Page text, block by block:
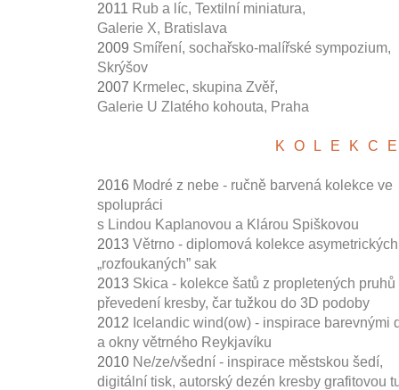
2011 Rub a líc, Textilní miniatura,
Galerie X, Bratislava
2009 Smíření, sochařsko-malířské sympozium,
Skrýšov
2007 Krmelec, skupina Zvěř,
Galerie U Zlatého kohouta, Praha
2016 Modré z nebe - ručně barvená kolekce ve
spolupráci
s Lindou Kaplanovou a Klárou Spiškovou
2013 Větrno - diplomová kolekce asymetrických
„rozfoukaných” sak
2013 Skica - kolekce šatů z propletených pruhů
převedení kresby, čar tužkou do 3D podoby
2012 Icelandic wind(ow) - inspirace barevnými
a okny větrného Reykjavíku
2010 Ne/ze/všední - inspirace městskou šedí,
digitální tisk, autorský dezén kresby grafitovou